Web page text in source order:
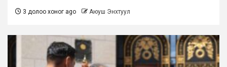
3 долоо хоног ago Аюуш Энхтуул